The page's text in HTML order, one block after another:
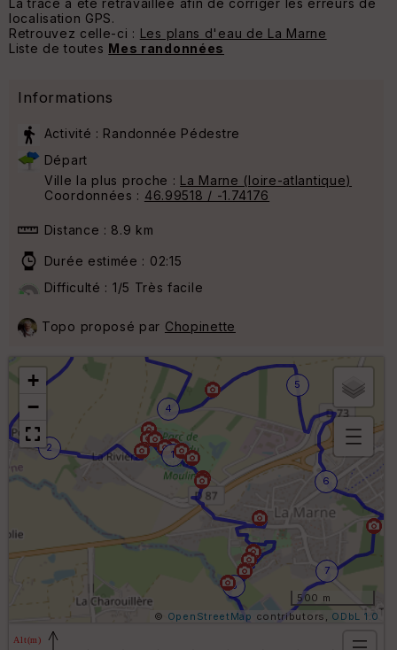
La trace a été retravaillée afin de corriger les erreurs de
localisation GPS.
Retrouvez celle-ci : Les plans d'eau de La Marne
Liste de toutes Mes randonnées
Informations
Activité : Randonnée Pédestre
Départ
Ville la plus proche : La Marne (loire-atlantique)
Coordonnées : 46.99518 / -1.74176
Distance : 8.9 km
Durée estimée : 02:15
Difficulté : 1/5 Très facile
Topo proposé par Chopinette
1
2
4
5
6
7
8
+
−
B
or
n
lo
m
q
e
500 m
© OpenStreetMap contributors, ODbL 1.0